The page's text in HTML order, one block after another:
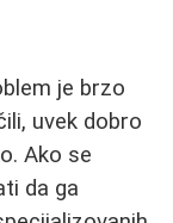
je brzo
uvek dobro
Ako se
da ga